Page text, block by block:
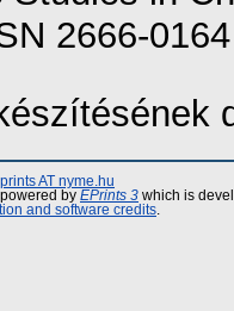
2666-0164
AT nyme.hu
by EPrints 3 which is
and software credits